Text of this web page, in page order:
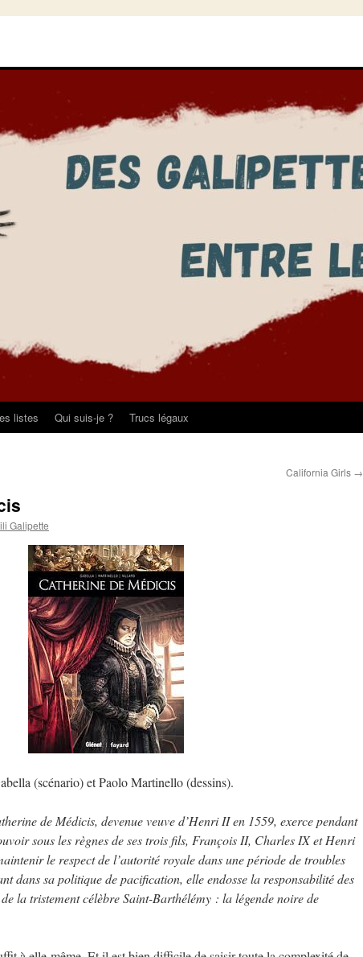
listes Qui suis-je ? Trucs légaux
California Girls →
Galipette
(scénario) et Paolo Martinello (dessins).
de Médicis, devenue veuve d’Henri II en 1559, exerce pendant
sous les règnes de ses trois fils, François II, Charles IX et Henri
le respect de l’autorité royale dans une période de troubles
dans sa politique de pacification, elle endosse la responsabilité des
la tristement célèbre Saint-Barthélémy : la légende noire de